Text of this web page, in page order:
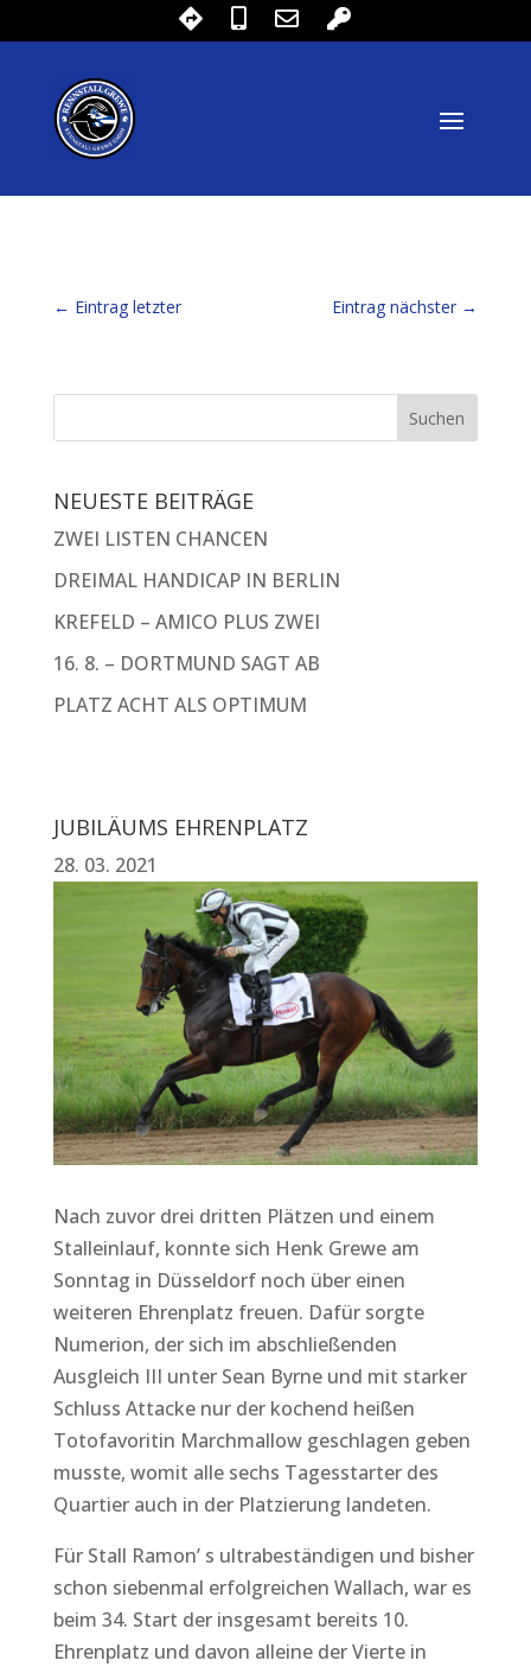
← Eintrag letzter Eintrag nächster →
NEUESTE BEITRÄGE
ZWEI LISTEN CHANCEN
DREIMAL HANDICAP IN BERLIN
KREFELD – AMICO PLUS ZWEI
16. 8. – DORTMUND SAGT AB
PLATZ ACHT ALS OPTIMUM
JUBILÄUMS EHRENPLATZ
28. 03. 2021
Nach zuvor drei dritten Plätzen und einem
Stalleinlauf, konnte sich Henk Grewe am
Sonntag in Düsseldorf noch über einen
weiteren Ehrenplatz freuen. Dafür sorgte
Numerion, der sich im abschließenden
Ausgleich III unter Sean Byrne und mit starker
Schluss Attacke nur der kochend heißen
Totofavoritin Marchmallow geschlagen geben
musste, womit alle sechs Tagesstarter des
Quartier auch in der Platzierung landeten.
Für Stall Ramon’ s ultrabeständigen und bisher
schon siebenmal erfolgreichen Wallach, war es
beim 34. Start der insgesamt bereits 10.
Ehrenplatz und davon alleine der Vierte in